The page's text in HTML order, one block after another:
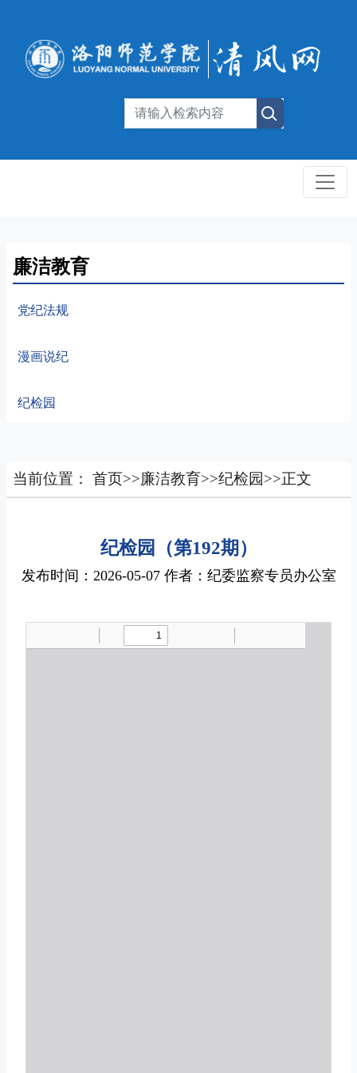
廉洁教育
党纪法规
漫画说纪
纪检园
当前位置： 首页>>廉洁教育>>纪检园>>正文
纪检园（第192期）
发布时间：2026-05-07 作者：纪委监察专员办公室